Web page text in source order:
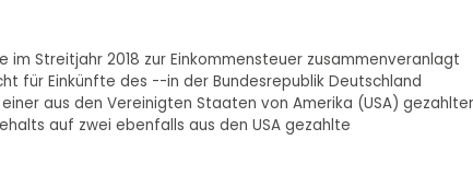
im Streitjahr 2018 zur Einkommensteuer zusammenveranlagt
für Einkünfte des --in der Bundesrepublik Deutschland
aus den Vereinigten Staaten von Amerika (USA)
auf zwei ebenfalls aus den USA gezahlte